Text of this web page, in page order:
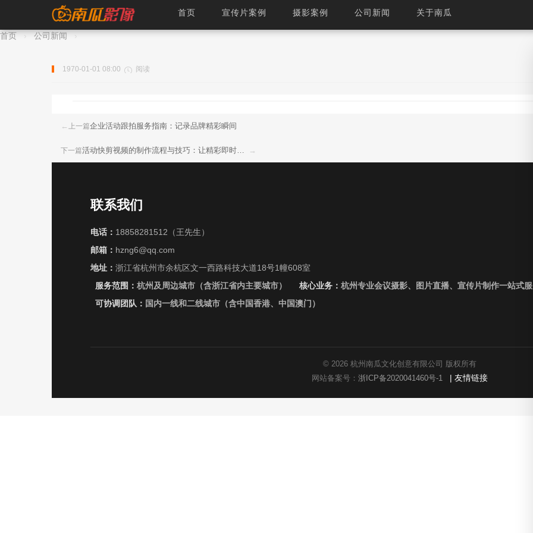
- 南瓜影像
首页 宣传片案例 摄影案例 公司新闻 关于南瓜
首页 › 公司新闻 ›
1970-01-01 08:00 阅读
← 上一篇企业活动跟拍服务指南：记录品牌精彩瞬间
下一篇 活动快剪视频的制作流程与技巧：让精彩即时呈现 →
联系我们
电话： 18858281512 （王先生）
邮箱： hzng6@qq.com
地址： 浙江省杭州市余杭区文一西路科技大道18号1幢608室
服务范围：杭州及周边城市（含浙江省内主要城市） 核心业务：杭州专业会议摄影、图片直播、宣传片制作一站式服
可协调团队： 国内一线和二线城市（含中国香港、中国澳门）
© 2026 杭州南瓜文化创意有限公司 版权所有
网站备案号： 浙ICP备2020041460号-1 | 友情链接